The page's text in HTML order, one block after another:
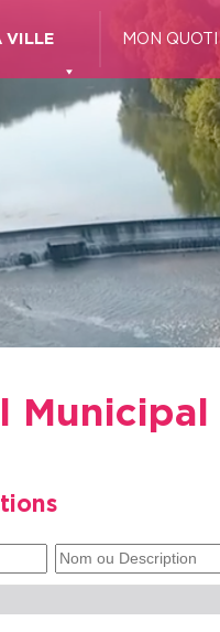
VILLE MON